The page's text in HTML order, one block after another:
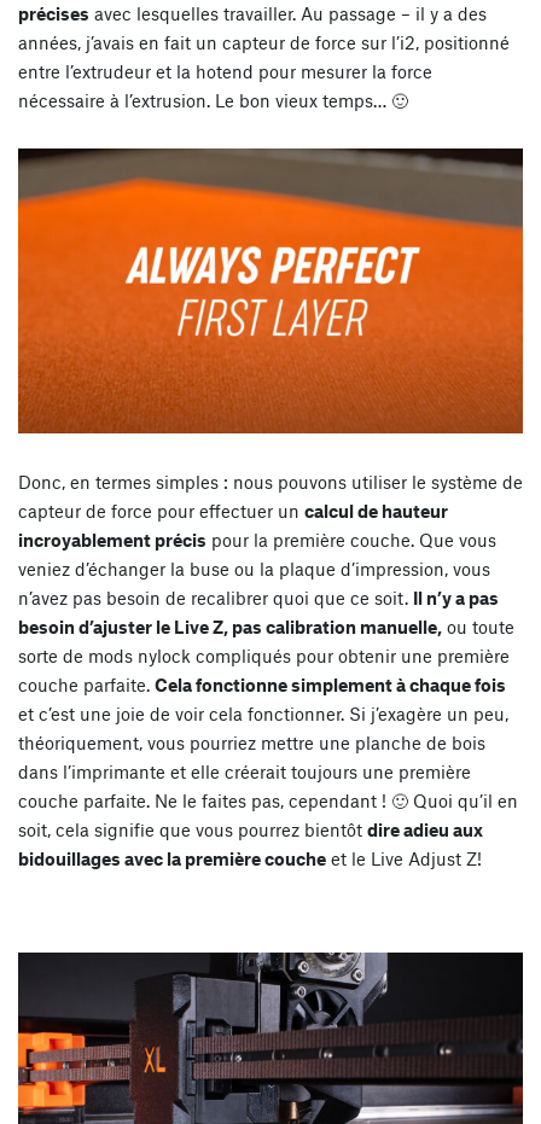
précises avec lesquelles travailler. Au passage – il y a des
années, j’avais en fait un capteur de force sur l’i2, positionné
entre l’extrudeur et la hotend pour mesurer la force
nécessaire à l’extrusion. Le bon vieux temps… 🙂
Donc, en termes simples : nous pouvons utiliser le système de
capteur de force pour effectuer un calcul de hauteur
incroyablement précis pour la première couche. Que vous
veniez d’échanger la buse ou la plaque d’impression, vous
n’avez pas besoin de recalibrer quoi que ce soit. Il n’y a pas
besoin d’ajuster le Live Z, pas calibration manuelle, ou toute
sorte de mods nylock compliqués pour obtenir une première
couche parfaite. Cela fonctionne simplement à chaque fois
et c’est une joie de voir cela fonctionner. Si j’exagère un peu,
théoriquement, vous pourriez mettre une planche de bois
dans l’imprimante et elle créerait toujours une première
couche parfaite. Ne le faites pas, cependant ! 🙂 Quoi qu’il en
soit, cela signifie que vous pourrez bientôt dire adieu aux
bidouillages avec la première couche et le Live Adjust Z!